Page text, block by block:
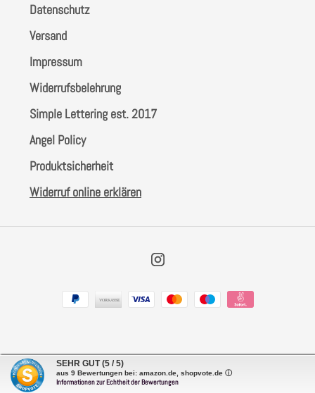
Datenschutz
Versand
Impressum
Widerrufsbelehrung
Simple Lettering est. 2017
Angel Policy
Produktsicherheit
Widerruf online erklären
Zahlungsarten
SEHR GUT (5 / 5)
aus 9 Bewertungen bei: amazon.de, shopvote.de ⓘ
Informationen zur Echtheit der Bewertungen